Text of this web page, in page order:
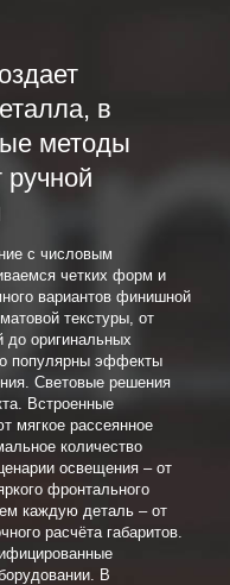
в
методы
с числовым
четких форм и
вариантов финишной
текстуры, от
до оригинальных
популярны эффекты
Световые решения
Встроенные
мягкое рассеянное
количество
освещения – от
фронтального
каждую деталь – от
расчёта габаритов.
В